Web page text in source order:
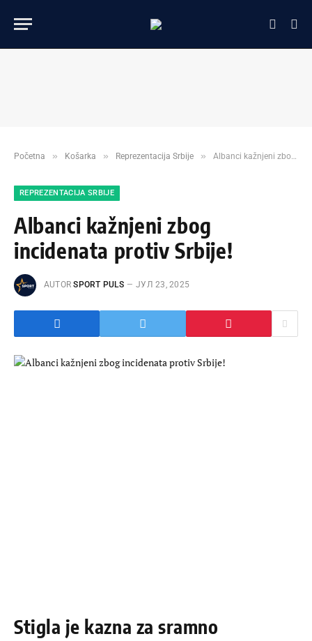
Početna » Košarka » Reprezentacija Srbije » Albanci kažnjeni zbog incidenata protiv Srbije!
REPREZENTACIJA SRBIJE
Albanci kažnjeni zbog
incidenata protiv Srbije!
AUTOR SPORT PULS ЈУЛ 23, 2025
Stigla je kazna za sramno